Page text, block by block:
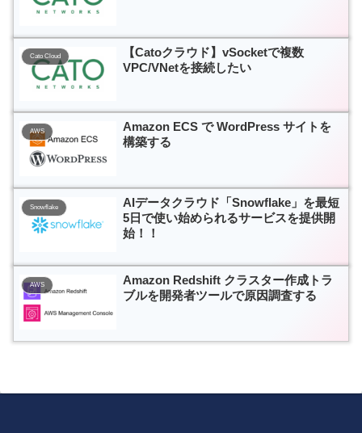
Cato Cloud
【Catoクラウド】vSocketで複数
VPC/VNetを接続したい
AWS
Amazon ECS で WordPress サイトを
構築する
Snowflake
AIデータクラウド「Snowflake」を最短
5日で使い始められるサービスを提供開
始！！
AWS
Amazon Redshift クラスター作成トラ
ブルを開発者ツールで原因調査する